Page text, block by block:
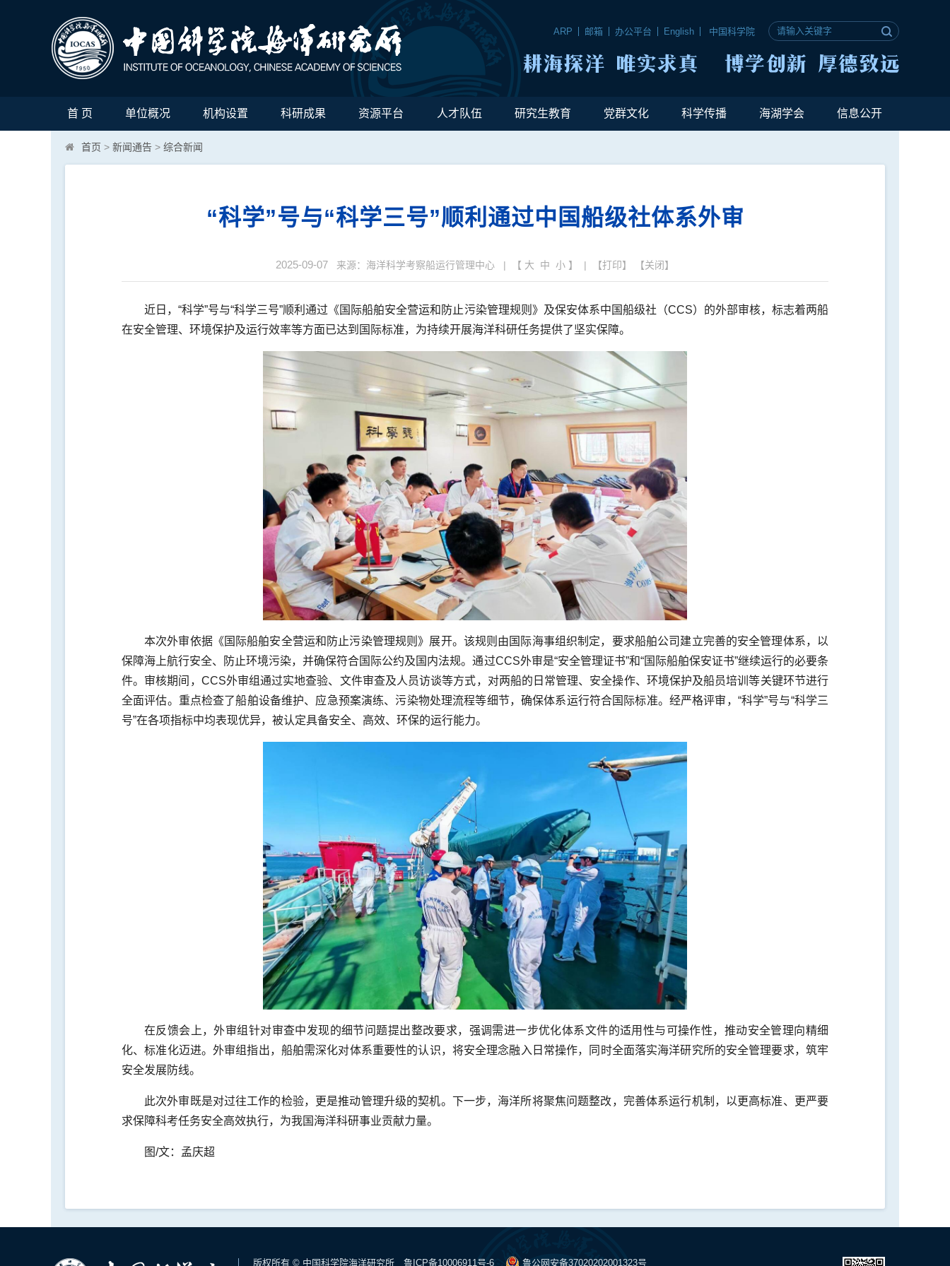
ARP 邮箱 办公平台 English 中国科学院
首 页 单位概况 机构设置 科研成果 资源平台 人才队伍 研究生教育 党群文化 科学传播 海湖学会 信息公开
首页 > 新闻通告 > 综合新闻
“科学”号与“科学三号”顺利通过中国船级社体系外审
2025-09-07 来源：海洋科学考察船运行管理中心 | 【 大 中 小 】 | 【打印】 【关闭】
近日，“科学”号与“科学三号”顺利通过《国际船舶安全营运和防止污染管理规则》及保安体系中国船级社（CCS）的外部审核，标志着两船
在安全管理、环境保护及运行效率等方面已达到国际标准，为持续开展海洋科研任务提供了坚实保障。
本次外审依据《国际船舶安全营运和防止污染管理规则》展开。该规则由国际海事组织制定，要求船舶公司建立完善的安全管理体系，以
保障海上航行安全、防止环境污染，并确保符合国际公约及国内法规。通过CCS外审是“安全管理证书”和“国际船舶保安证书”继续运行的必要条
件。审核期间，CCS外审组通过实地查验、文件审查及人员访谈等方式，对两船的日常管理、安全操作、环境保护及船员培训等关键环节进行
全面评估。重点检查了船舶设备维护、应急预案演练、污染物处理流程等细节，确保体系运行符合国际标准。经严格评审，“科学”号与“科学三
号”在各项指标中均表现优异，被认定具备安全、高效、环保的运行能力。
在反馈会上，外审组针对审查中发现的细节问题提出整改要求，强调需进一步优化体系文件的适用性与可操作性，推动安全管理向精细
化、标准化迈进。外审组指出，船舶需深化对体系重要性的认识，将安全理念融入日常操作，同时全面落实海洋研究所的安全管理要求，筑牢
安全发展防线。
此次外审既是对过往工作的检验，更是推动管理升级的契机。下一步，海洋所将聚焦问题整改，完善体系运行机制，以更高标准、更严要
求保障科考任务安全高效执行，为我国海洋科研事业贡献力量。
图/文：孟庆超
版权所有 © 中国科学院海洋研究所 鲁ICP备10006911号-6 鲁公网安备37020202001323号